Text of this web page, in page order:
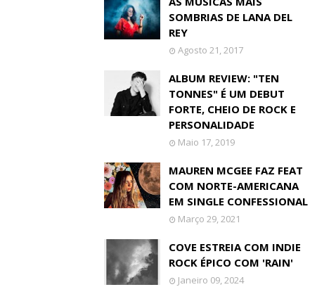
SOMBRIAS DE LANA DEL
REY
Agosto 21, 2017
ALBUM REVIEW: "TEN
TONNES" É UM DEBUT
FORTE, CHEIO DE ROCK E
PERSONALIDADE
Maio 17, 2019
MAUREN MCGEE FAZ FEAT
COM NORTE-AMERICANA
EM SINGLE CONFESSIONAL
Março 29, 2021
COVE ESTREIA COM INDIE
ROCK ÉPICO COM 'RAIN'
Janeiro 09, 2024